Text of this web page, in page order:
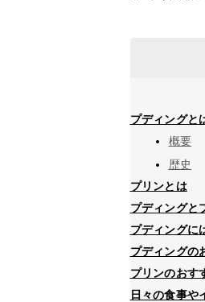
プディングと
概要
歴史
プリンとは
プディングと
プディングに
プディングの
プリンのおす
日々の食事や